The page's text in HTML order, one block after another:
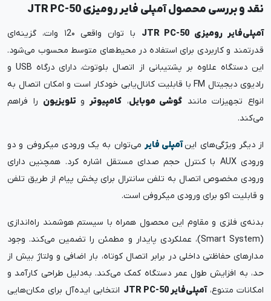
نقد و بررسی محصول آمپلی فایر رومیزی JTR PC-50
آمپلی‌فایر رومیزی JTR PC-50
با توان واقعی ۱2۰ وات، گزینه‌ای
قدرتمند و کاربردی برای استفاده در محیط‌های متوسط محسوب می‌شود.
این دستگاه علاوه بر پشتیبانی از اتصال بلوتوث، دارای درگاه USB و
رادیوی دیجیتال FM با قابلیت کانال‌یابی خودکار است و امکان اتصال به
انواع تجهیزات مانند گوشی موبایل، کامپیوترو تلویزیون را فراهم
می‌کند.
از دیگر ویژگی‌های اینآمپلی فایر می‌توان به یک ورودی میکروفن و دو
ورودی AUX با کنترل حجم صدای مستقل اشاره کرد. همچنین دارای
ورودی مخصوص اتصال به تلفن سانترال برای پخش پیام از طریق تلفن
و قابلیت اکو برای ورودی میکروفن است.
بدنه‌ی فلزی و مقاوم این محصول همراه با سیستم هوشمند راه‌اندازی
(Smart System)، عملکردی پایدار و مطمئن را تضمین می‌کند. وجود
مدارهای حفاظتی داخلی در برابر اتصال کوتاه، بار اضافی و ولتاژ بیش از
حد، به افزایش طول عمر دستگاه کمک می‌کند. به‌دلیل طراحی کارآمد و
امکانات متنوع،آمپلی‌فایر JTR PC-50
انتخابی ایده‌آل برای مکان‌هایی